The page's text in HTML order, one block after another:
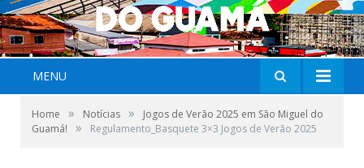
MENU
Home » Notícias »
Jogos de Verão 2025 em São Miguel do
Guamá!
» Regulamento_Basquete 3×3 Jogos de Verão 2025